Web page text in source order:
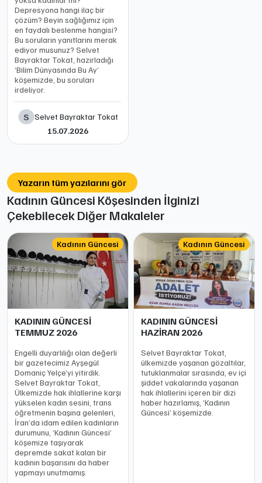
Depresyona hangi ilaç bir
çözüm? Beyin sağlığımız için
en faydalı beslenme hangisi?
Bu soruların yanıtlarını merak
ediyor musunuz? Selvet
Bayraktar Tokat, hazırladığı
‘Bilim Dünyasında Bu Ay’
köşemizde, bu soruları
irdeliyor.
S Selvet Bayraktar Tokat
15.07.2026
Yazarın tüm yazılarını gör
Kadının Güncesi Köşesinden İlginizi
Çekebilecek Diğer Makaleler
Kadının Güncesi
KADININ GÜNCESİ
TEMMUZ 2026
Engelli duyarlılığı olan değerli
bir gazetecimiz Ayşegül
Domaniç Yelçe’yi yitirdik.
Selvet Bayraktar Tokat,
Ülkemizde hak ihlallerine karşı
yükselen kadın sesini, trans
öğretmenin başına gelenleri,
İran’da idam edilen kadınların
durumunu, ‘Kadının Güncesi’
köşemize taşıyarak
depremde sakat kalan bir
kadının başarısını da haber
yapmayı unutmamış.
Kadının Güncesi
KADININ GÜNCESİ
HAZİRAN 2026
Selvet Bayraktar Tokat,
ülkemizde yaşanan gözaltılar,
tutuklanmalar sırasında, ev içi
şiddet vakalarında yaşanan
hak ihlallerini içeren bir dizi
haber hazırlamış, ‘Kadının
Güncesi’ köşemizde.